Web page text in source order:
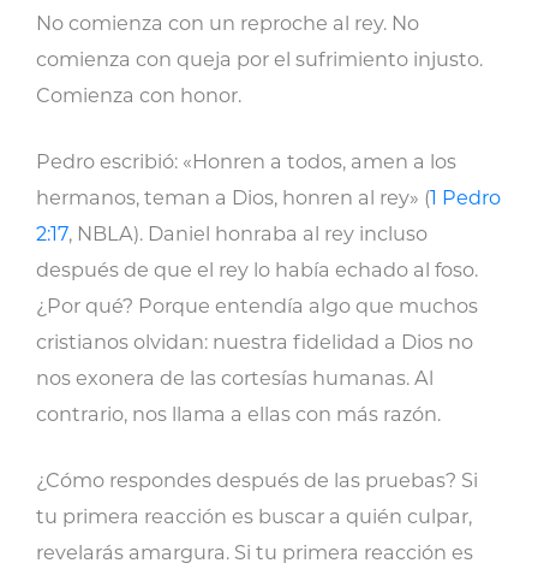
No comienza con un reproche al rey. No
comienza con queja por el sufrimiento injusto.
Comienza con honor.
Pedro escribió: «Honren a todos, amen a los
hermanos, teman a Dios, honren al rey» (1 Pedro
2:17, NBLA). Daniel honraba al rey incluso
después de que el rey lo había echado al foso.
¿Por qué? Porque entendía algo que muchos
cristianos olvidan: nuestra fidelidad a Dios no
nos exonera de las cortesías humanas. Al
contrario, nos llama a ellas con más razón.
¿Cómo respondes después de las pruebas? Si
tu primera reacción es buscar a quién culpar,
revelarás amargura. Si tu primera reacción es